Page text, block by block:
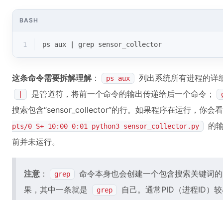
BASH
1 ps aux | grep sensor_collector
这条命令需要拆解理解： ps aux 列出系统所有进程的详
是管道符，将前一个命令的输出传递给后一个命令；
搜索包含“sensor_collector”的行。如果程序在运行，你会
pts/0 S+ 10:00 0:01 python3 sensor_collector.py
的
前并未运行。
注意 ： grep
命令本身也会创建一个包含搜索关键词
果，其中一条就是
grep 自己。通常PID（进程ID）